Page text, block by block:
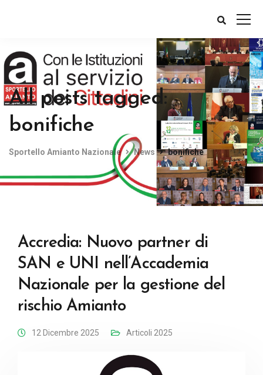
All posts tagged:
bonifiche
Sportello Amianto Nazionale News bonifiche
Accredia: Nuovo partner di
SAN e UNI nell’Accademia
Nazionale per la gestione del
rischio Amianto
12 Dicembre 2025 Articoli 2025